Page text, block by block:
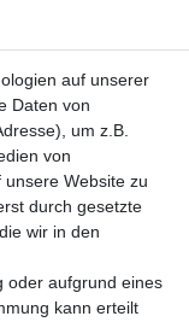
auf unserer
Daten von
um z.B.
von
Website zu
durch gesetzte
wir in den
oder aufgrund eines
kann erteilt